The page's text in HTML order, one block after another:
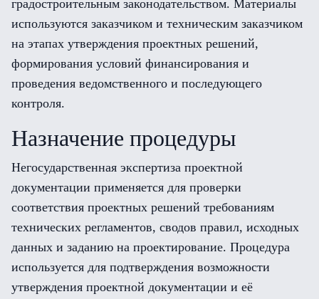
градостроительным законодательством. Материалы
используются заказчиком и техническим заказчиком
на этапах утверждения проектных решений,
формирования условий финансирования и
проведения ведомственного и последующего
контроля.
Назначение процедуры
Негосударственная экспертиза проектной
документации применяется для проверки
соответствия проектных решений требованиям
технических регламентов, сводов правил, исходных
данных и заданию на проектирование. Процедура
используется для подтверждения возможности
утверждения проектной документации и её